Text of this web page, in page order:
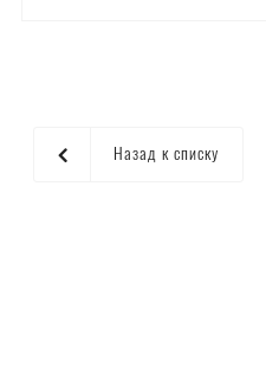
Назад к списку